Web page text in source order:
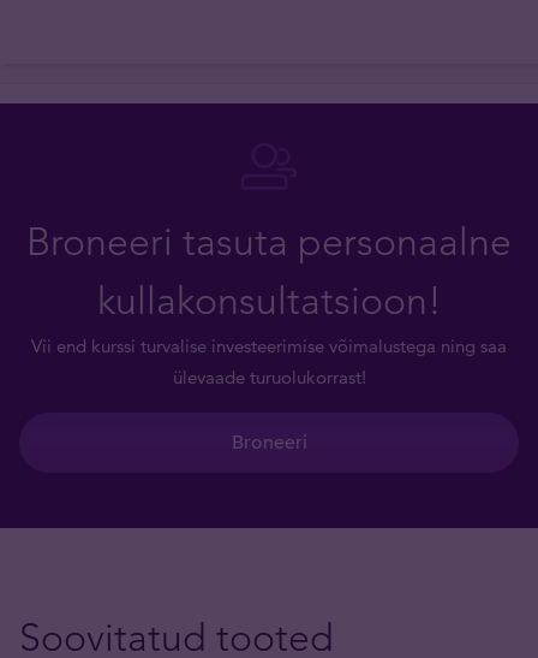
Broneeri tasuta personaalne
kullakonsultatsioon!
Vii end kurssi turvalise investeerimise võimalustega ning saa
ülevaade turuolukorrast!
Broneeri
Soovitatud tooted